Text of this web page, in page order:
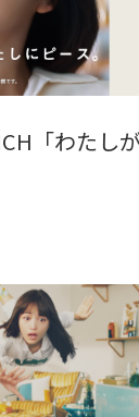
「わたし